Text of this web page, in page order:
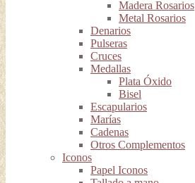
Madera Rosarios
Metal Rosarios
Denarios
Pulseras
Cruces
Medallas
Plata Óxido
Bisel
Escapularios
Marías
Cadenas
Otros Complementos
Iconos
Papel Iconos